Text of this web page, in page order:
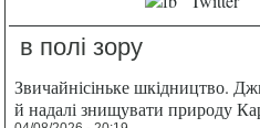
в полі зору
Звичайнісіньке шкідництво.
й надалі знищувати природу